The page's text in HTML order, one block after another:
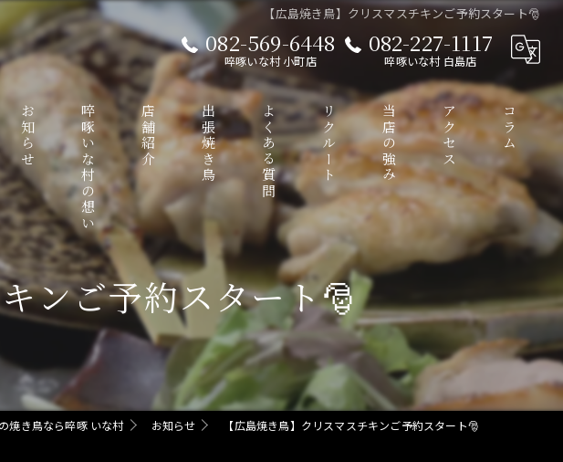
【広島焼き鳥】クリスマスチキンご予約スタート🎅
082-569-6448
啐啄いな村 小町店
082-227-1117
啐啄いな村 白島店
お知らせ 啐啄いな村の想い 店舗紹介 出張焼き鳥 よくある質問 リクルート 当店の強み
接待
ディナー
コース
ワイン
アクセス
啐啄いな村 白島店
コラム
ンご予約スタート🎅
焼き鳥なら啐啄 いな村 お知らせ 【広島焼き鳥】クリスマスチキンご予約スタート🎅